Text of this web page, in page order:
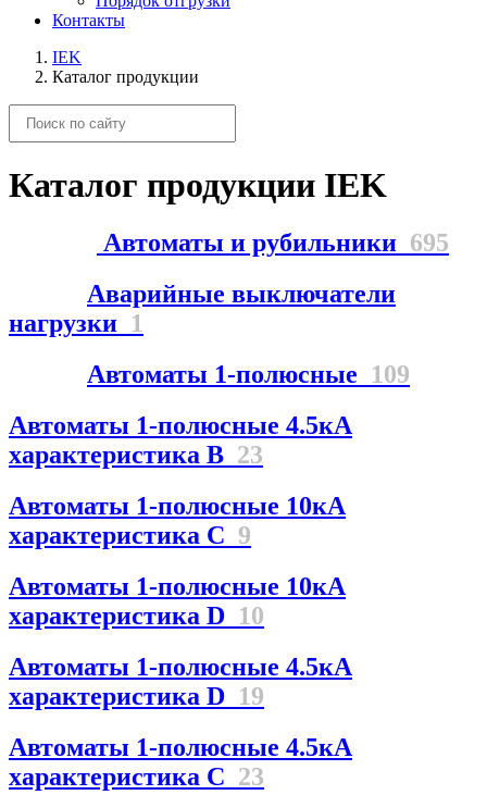
Контакты
IEK
Каталог продукции
Каталог продукции IEK
Автоматы и рубильники 695
Аварийные выключатели
нагрузки 1
Автоматы 1-полюсные 109
Автоматы 1-полюсные 4.5кА
характеристика В 23
Автоматы 1-полюсные 10кА
характеристика C 9
Автоматы 1-полюсные 10кА
характеристика D 10
Автоматы 1-полюсные 4.5кА
характеристика D 19
Автоматы 1-полюсные 4.5кА
характеристика С 23